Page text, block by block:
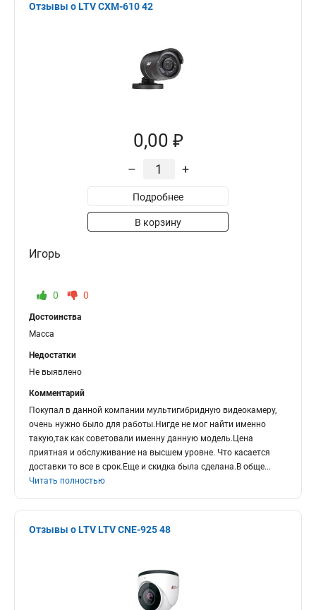
Отзывы о LTV CXM-610 42
0,00 ₽
– +
Подробнее
В корзину
Игорь
0 0
Достоинства
Масса
Недостатки
Не выявлено
Комментарий
Покупал в данной компании мультигибридную видеокамеру,
очень нужно было для работы.Нигде не мог найти именно
такую,так как советовали именну данную модель.Цена
приятная и обслуживание на высшем уровне. Что касается
доставки то все в срок.Еще и скидка была сделана.В обще...
Читать полностью
Отзывы о LTV LTV CNE-925 48